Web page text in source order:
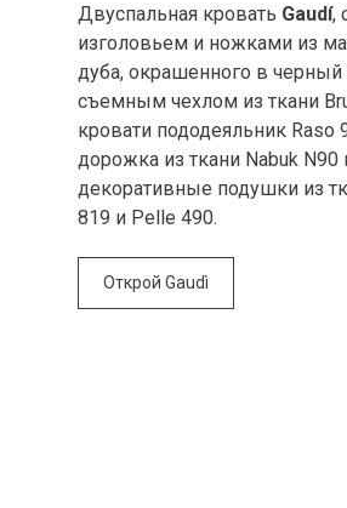
Двуспальная кровать Gaudí,
изголовьем и ножками из
дуба, окрашенного в черный
съемным чехлом из ткани
кровати пододеяльник Raso
дорожка из ткани Nabuk N90
декоративные подушки из
819 и Pelle 490.
Открой Gaudì